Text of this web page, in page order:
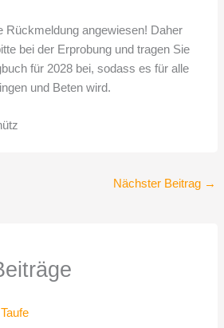
Rückmeldung angewiesen! Daher
bei der Erprobung und tragen Sie
für 2028 bei, sodass es für alle
und Beten wird.
Nächster Beitrag →